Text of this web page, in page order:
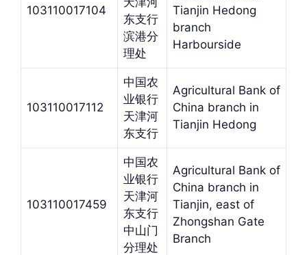
103110017104
东支行
滨港分
理处
Tianjin Hedong
branch
Harbourside
103110017112
中国农
业银行
天津河
东支行
Agricultural Bank of
China branch in
Tianjin Hedong
103110017459
中国农
业银行
天津河
东支行
中山门
分理处
Agricultural Bank of
China branch in
Tianjin, east of
Zhongshan Gate
Branch